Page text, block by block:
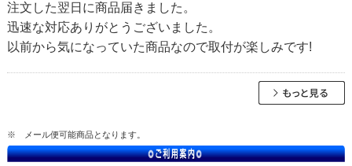
注文した翌日に商品届きました。
迅速な対応ありがとうございました。
以前から気になっていた商品なので取付が楽しみです!
※ メール便可能商品となります。